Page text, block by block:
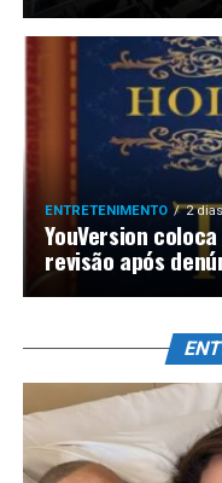
ENTRETENIMENTO 2
YouVersion
revisão após